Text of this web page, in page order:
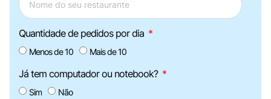
Quantidade de pedidos por dia
Menos de 10 Mais de 10
Já tem computador ou notebook?
Sim Não